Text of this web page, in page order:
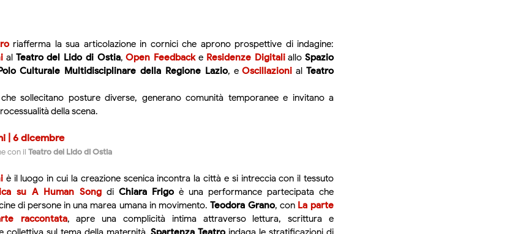
riafferma la sua articolazione in cornici che aprono prospettive di indagine:
al Teatro del Lido di Ostia,Open Feedbacke Residenze DigitalialloSpazio
Culturale Multidisciplinare della Regione Lazio, eOscillazioni alTeatro
sollecitano posture diverse, generano comunità temporanee e invitano a
della scena.
| 6 dicembre
con il Teatro del Lido di Ostia
è il luogo in cui la creazione scenica incontra la città e si intreccia con il tessuto
su A Human Songdi Chiara Frigoè una performance partecipata che
di persone in una marea umana in movimento. Teodora Grano, con La parte
raccontata, apre una complicità intima attraverso lettura, scrittura e